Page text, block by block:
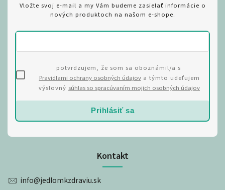
Kontakt
info@jedlomkzdraviu.sk
Vložte svoj e-mail a my Vám budeme zasielať informácie o
nových produktoch na našom e-shope.
potvrdzujem, že som sa oboznámil/a s
Pravidlami ochrany osobných údajova týmto udeľujem
výslovný súhlas so spracúvaním mojich osobných údajov
Prihlásiť sa